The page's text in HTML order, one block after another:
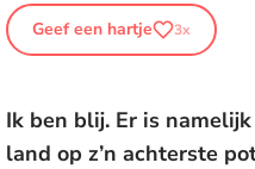
Geef een hartje 3x
Ik ben blij. Er is
land op z’n achterste